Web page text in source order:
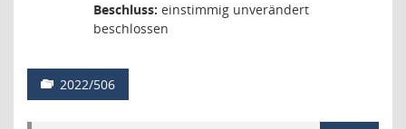
Beschluss: einstimmig unverändert
beschlossen
2022/506